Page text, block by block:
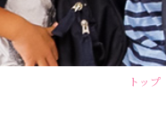
トップ